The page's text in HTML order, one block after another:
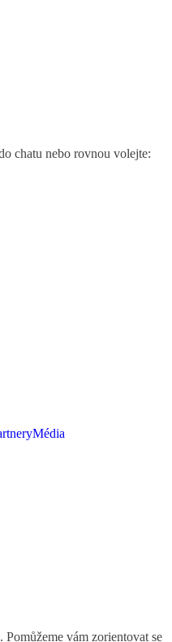
chatu nebo rovnou volejte:
Média
vám zorientovat se